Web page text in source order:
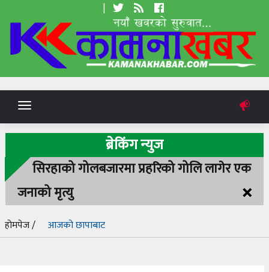
|
Toggle
navigation
ब्रेकिंग न्युज
सिरहाको गोलबजारमा प्रहरिको गोलि लागेर एक
जनाको मृत्यु
×
होमपेज / आजको छापाबाट